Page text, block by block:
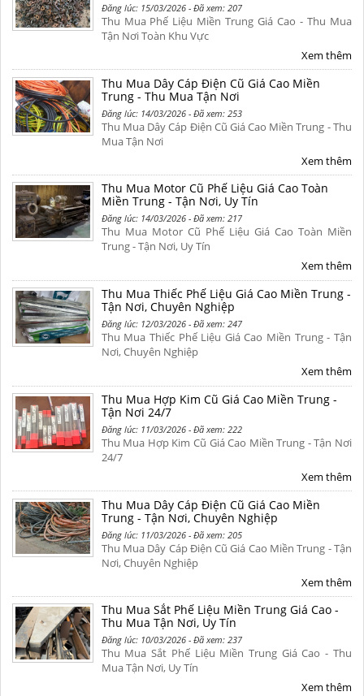
Đăng lúc: 15/03/2026 - Đã xem: 207
Thu Mua Phế Liệu Miền Trung Giá Cao - Thu Mua
Tận Nơi Toàn Khu Vực
Xem thêm
Thu Mua Dây Cáp Điện Cũ Giá Cao Miền
Trung - Thu Mua Tận Nơi
Đăng lúc: 14/03/2026 - Đã xem: 253
Thu Mua Dây Cáp Điện Cũ Giá Cao Miền Trung - Thu
Mua Tận Nơi
Xem thêm
Thu Mua Motor Cũ Phế Liệu Giá Cao Toàn
Miền Trung - Tận Nơi, Uy Tín
Đăng lúc: 14/03/2026 - Đã xem: 217
Thu Mua Motor Cũ Phế Liệu Giá Cao Toàn Miền
Trung - Tận Nơi, Uy Tín
Xem thêm
Thu Mua Thiếc Phế Liệu Giá Cao Miền Trung -
Tận Nơi, Chuyên Nghiệp
Đăng lúc: 12/03/2026 - Đã xem: 247
Thu Mua Thiếc Phế Liệu Giá Cao Miền Trung - Tận
Nơi, Chuyên Nghiệp
Xem thêm
Thu Mua Hợp Kim Cũ Giá Cao Miền Trung -
Tận Nơi 24/7
Đăng lúc: 11/03/2026 - Đã xem: 222
Thu Mua Hợp Kim Cũ Giá Cao Miền Trung - Tận Nơi
24/7
Xem thêm
Thu Mua Dây Cáp Điện Cũ Giá Cao Miền
Trung - Tận Nơi, Chuyên Nghiệp
Đăng lúc: 11/03/2026 - Đã xem: 205
Thu Mua Dây Cáp Điện Cũ Giá Cao Miền Trung - Tận
Nơi, Chuyên Nghiệp
Xem thêm
Thu Mua Sắt Phế Liệu Miền Trung Giá Cao -
Thu Mua Tận Nơi, Uy Tín
Đăng lúc: 10/03/2026 - Đã xem: 237
Thu Mua Sắt Phế Liệu Miền Trung Giá Cao - Thu
Mua Tận Nơi, Uy Tín
Xem thêm